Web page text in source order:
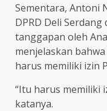
Sementara, Antoni
DPRD Deli
tanggapan oleh
menjelaskan
harus memiliki izin
“Itu harus memiliki
katanya.